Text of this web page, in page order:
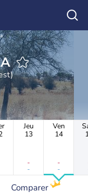
Jeu
13
-
-
Ven
14
-
-
Comparer